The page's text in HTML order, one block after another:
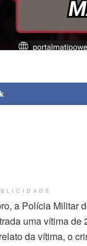
a Polícia Militar
uma vítima
da vítima, o